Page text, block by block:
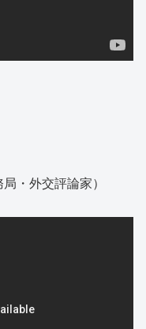
・外交評論家）